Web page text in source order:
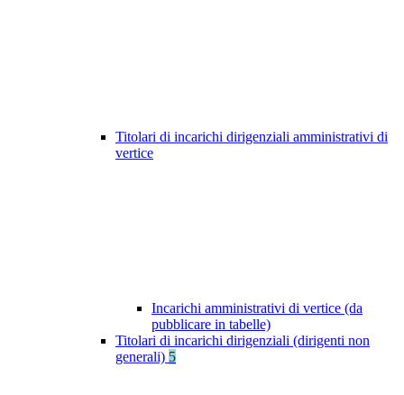
Titolari di incarichi dirigenziali amministrativi di
vertice
Incarichi amministrativi di vertice (da
pubblicare in tabelle)
Titolari di incarichi dirigenziali (dirigenti non
generali) 5